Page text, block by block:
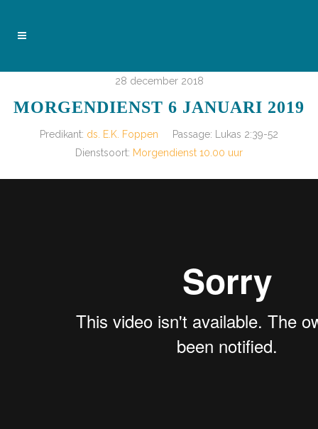
28 december 2018
MORGENDIENST 6 JANUARI 2019
Predikant: ds. E.K. Foppen Passage:
Lukas 2:39-52
Dienstsoort: Morgendienst 10.00 uur